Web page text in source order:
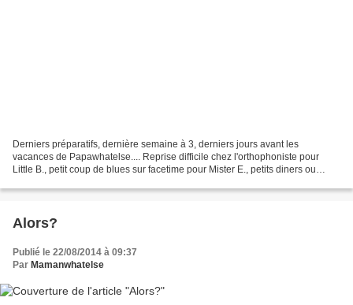
Derniers préparatifs, dernière semaine à 3, derniers jours avant les
vacances de Papawhatelse.... Reprise difficile chez l'orthophoniste pour
Little B., petit coup de blues sur facetime pour Mister E., petits diners ou
Alors?
Publié le 22/08/2014 à 09:37
Par Mamanwhatelse